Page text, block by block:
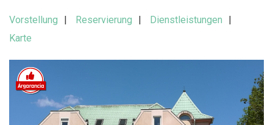
Vorstellung Reservierung
Dienstleistungen
Karte